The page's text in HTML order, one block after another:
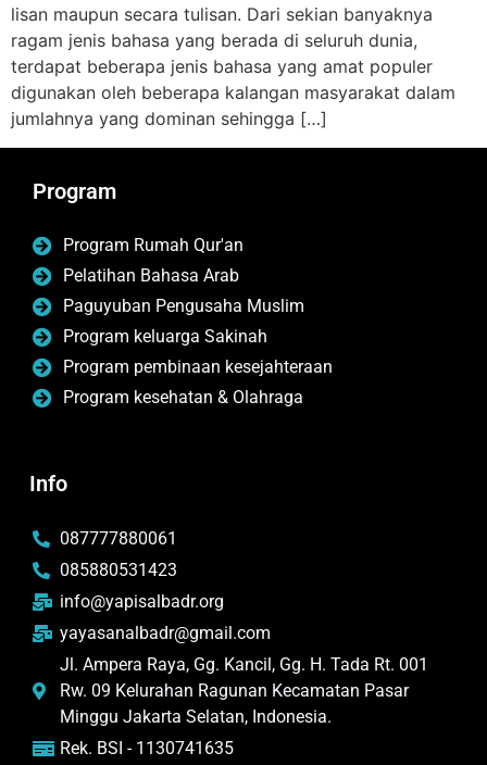
lisan maupun secara tulisan. Dari sekian banyaknya
ragam jenis bahasa yang berada di seluruh dunia,
terdapat beberapa jenis bahasa yang amat populer
digunakan oleh beberapa kalangan masyarakat dalam
jumlahnya yang dominan sehingga […]
Program
Program Rumah Qur'an
Pelatihan Bahasa Arab
Paguyuban Pengusaha Muslim
Program keluarga Sakinah
Program pembinaan kesejahteraan
Program kesehatan & Olahraga
Info
087777880061
085880531423
info@yapisalbadr.org
yayasanalbadr@gmail.com
Jl. Ampera Raya, Gg. Kancil, Gg. H. Tada Rt. 001
Rw. 09 Kelurahan Ragunan Kecamatan Pasar
Minggu Jakarta Selatan, Indonesia.
Rek. BSI - 1130741635